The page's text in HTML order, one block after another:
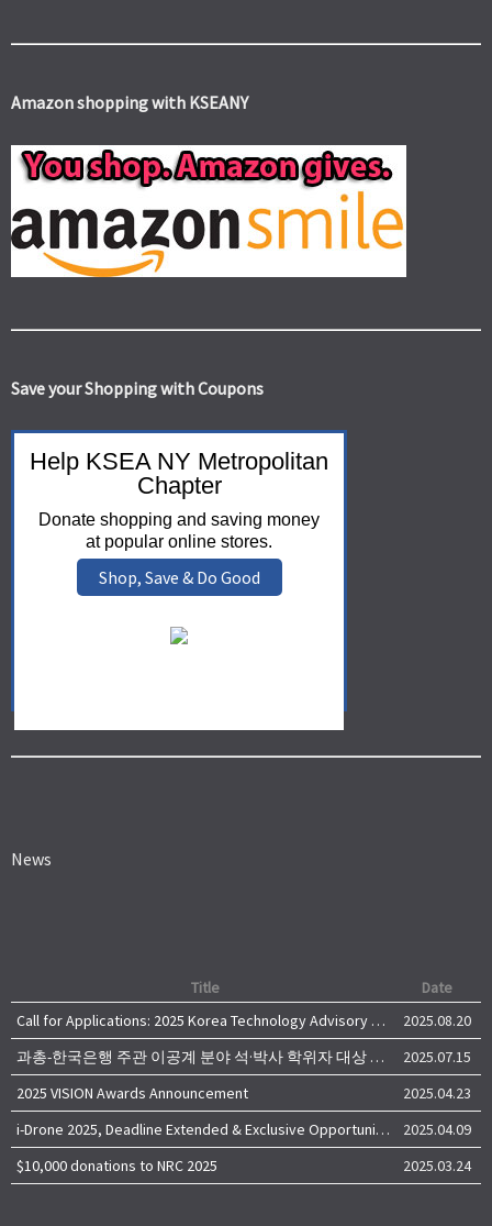
Amazon shopping with KSEANY
Save your Shopping with Coupons
Help KSEA NY Metropolitan
Chapter
Donate shopping and saving money
at popular online stores.
Shop, Save & Do Good
News
Title
Date
Call for Applications: 2025 Korea Technology Advisory Group (K-TAG)
2025.08.20
과총-한국은행 주관 이공계 분야 석·박사 학위자 대상 서베이
2025.07.15
2025 VISION Awards Announcement
2025.04.23
i-Drone 2025, Deadline Extended & Exclusive Opportunity to Travel to Korea!
2025.04.09
$10,000 donations to NRC 2025
2025.03.24